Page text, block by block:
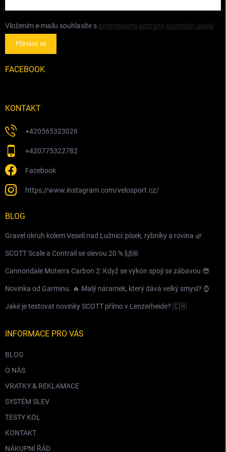
Vložením e-mailu souhlasíte s podmínkami ochrany osobních údajů
Přihlásit se
FACEBOOK
KONTAKT
+420565323026
+420775322782
Facebook
https://www.instagram.com/velosport.cz/
BLOG
Gravel okruh kolem Veselí nad Lužnicí: písek, rybníky a rovina 🌿
SCOTT Scale a Contrail se slevou 20 % 🙌🏼
Cannondale Moterra Carbon 2: Když se výkon spojí se zábavou 😎
Novinka od Garminu. 🔥 Malý náramek, který dává velký smysl? ⌚️
Jaké je testovat novinky SCOTT přímo v Lenzerheide? 🇨🇭
INFORMACE PRO VÁS
BLOG
O NÁS
VRATKY & REKLAMACE
SYSTÉM SLEV
TESTY KOL
KONTAKT
NÁKUPNÍ ŘÁD